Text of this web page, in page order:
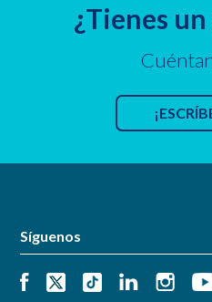
¿Tienes
Síguenos